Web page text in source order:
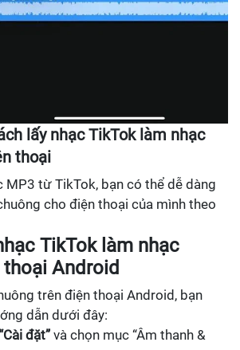
lấy nhạc TikTok làm nhạc
thoại
MP3 từ TikTok, bạn có thể dễ dàng
cho điện thoại của mình theo
TikTok làm nhạc
Android
trên điện thoại Android, bạn
dẫn dưới đây:
đặt” và chọn mục “Âm thanh &